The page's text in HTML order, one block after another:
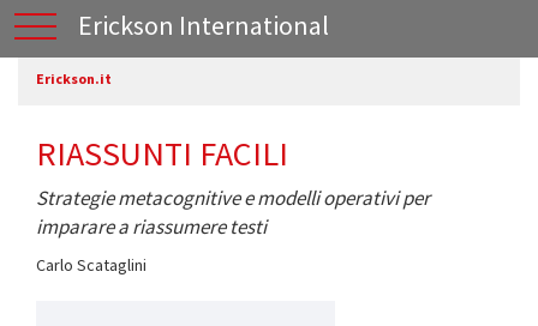
Erickson International
Erickson.it
RIASSUNTI FACILI
Strategie metacognitive e modelli operativi per
imparare a riassumere testi
Carlo Scataglini